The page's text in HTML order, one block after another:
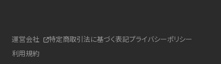
運営会社 特定商取引法に基づく表記プライバシーポリシー
利用規約